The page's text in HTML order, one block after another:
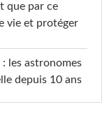
que par ce
vie et protéger
les astronomes
depuis 10 ans